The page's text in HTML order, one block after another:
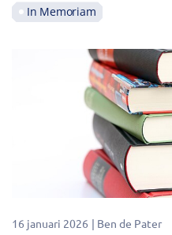
In Memoriam
16 januari 2026 Ben de Pater